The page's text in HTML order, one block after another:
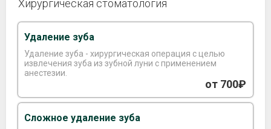
Хирургическая стоматология
Удаление зуба
Удаление зуба - хирургическая операция с целью
извлечения зуба из зубной луни с применением
анестезии.
от 700₽
Сложное удаление зуба